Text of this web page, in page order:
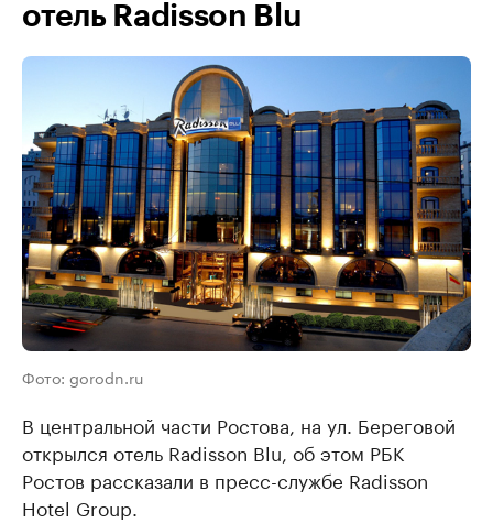
отель Radisson Blu
Фото: gorodn.ru
В центральной части Ростова, на ул. Береговой
открылся отель Radisson Blu, об этом РБК
Ростов рассказали в пресс-службе Radisson
Hotel Group.